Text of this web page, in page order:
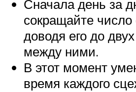
Сначала день за
сокращайте
доводя его до
между ними.
В этот момент
время каждого